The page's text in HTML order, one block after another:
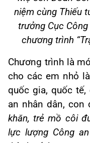
niệm cùng Thiếu
trưởng Cục
chương trình
Chương trình là
cho các em nhỏ
quốc gia, quốc
an nhân dân, con
khăn, trẻ mồ côi
lực lượng Công